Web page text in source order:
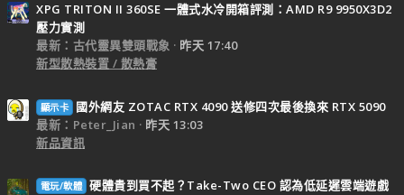
XPG TRITON II 360SE 一體式水冷開箱評測：AMD R9 9950X3D2
壓力實測
最新：古代靈異雙頭戰象
昨天 17:40
新型散熱裝置 / 散熱膏
顯示卡
國外網友 ZOTAC RTX 4090 送修四次最後換來 RTX 5090
最新：Peter_Jian
昨天 13:03
新品資訊
電玩/軟體 硬體貴到買不起？Take-Two CEO 認為低延遲雲端遊戲